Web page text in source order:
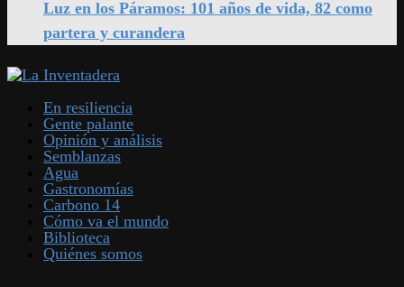
Luz en los Páramos: 101 años de vida, 82 como
partera y curandera
En resiliencia
Gente palante
Opinión y análisis
Semblanzas
Agua
Gastronomías
Carbono 14
Cómo va el mundo
Biblioteca
Quiénes somos